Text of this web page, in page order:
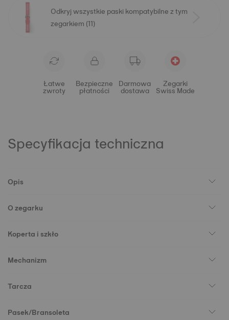
Odkryj wszystkie paski kompatybilne z tym
zegarkiem (11)
Łatwe
zwroty
Bezpieczne
płatności
Darmowa
dostawa
Zegarki
Swiss Made
Specyfikacja techniczna
Opis
O zegarku
Koperta i szkło
Mechanizm
Tarcza
Pasek/Bransoleta